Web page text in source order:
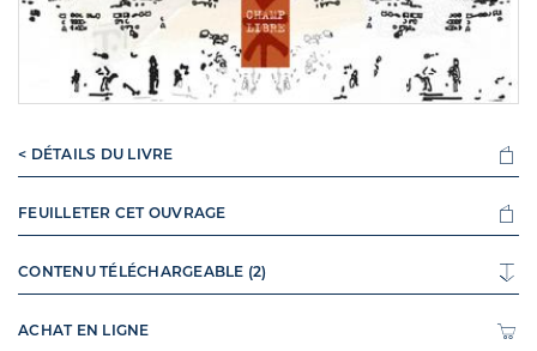
< DÉTAILS DU LIVRE
FEUILLETER CET OUVRAGE
CONTENU TÉLÉCHARGEABLE (2)
ACHAT EN LIGNE